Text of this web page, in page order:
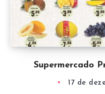
Supermercado
17 de